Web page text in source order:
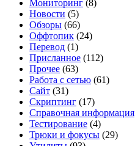
Мониторинг (8)
Новости (5)
Обзоры (66)
Оффтопик (24)
Перевод (1)
Присланное (112)
Прочее (63)
Работа с сетью (61)
Сайт (31)
Скриптинг (17)
Справочная информация
Тестирование (4)
Трюки и фокусы (29)